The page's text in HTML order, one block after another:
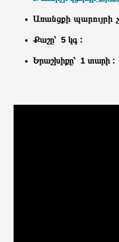
Առանցքի պարույրի
Քաշը՝ 5 կգ :
Երաշխիքը՝ 1 տարի :